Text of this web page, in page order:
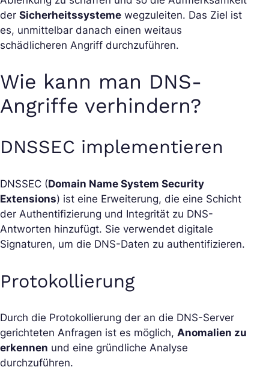
der Sicherheitssysteme wegzuleiten. Das Ziel ist
es, unmittelbar danach einen weitaus
schädlicheren Angriff durchzuführen.
Wie kann man DNS-
Angriffe verhindern?
DNSSEC implementieren
DNSSEC (Domain Name System Security
Extensions) ist eine Erweiterung, die eine Schicht
der Authentifizierung und Integrität zu DNS-
Antworten hinzufügt. Sie verwendet digitale
Signaturen, um die DNS-Daten zu authentifizieren.
Protokollierung
Durch die Protokollierung der an die DNS-Server
gerichteten Anfragen ist es möglich, Anomalien zu
erkennen und eine gründliche Analyse
durchzuführen.